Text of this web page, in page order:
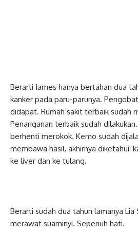
Berarti James hanya bertahan dua
kanker pada paru-parunya.
didapat. Rumah sakit terbaik sudah
Penanganan terbaik sudah
berhenti merokok. Kemo sudah
membawa hasil, akhirnya diketahui:
ke liver dan ke tulang.
Berarti sudah dua tahun lamanya Lia
merawat suaminyi. Sepenuh hati.